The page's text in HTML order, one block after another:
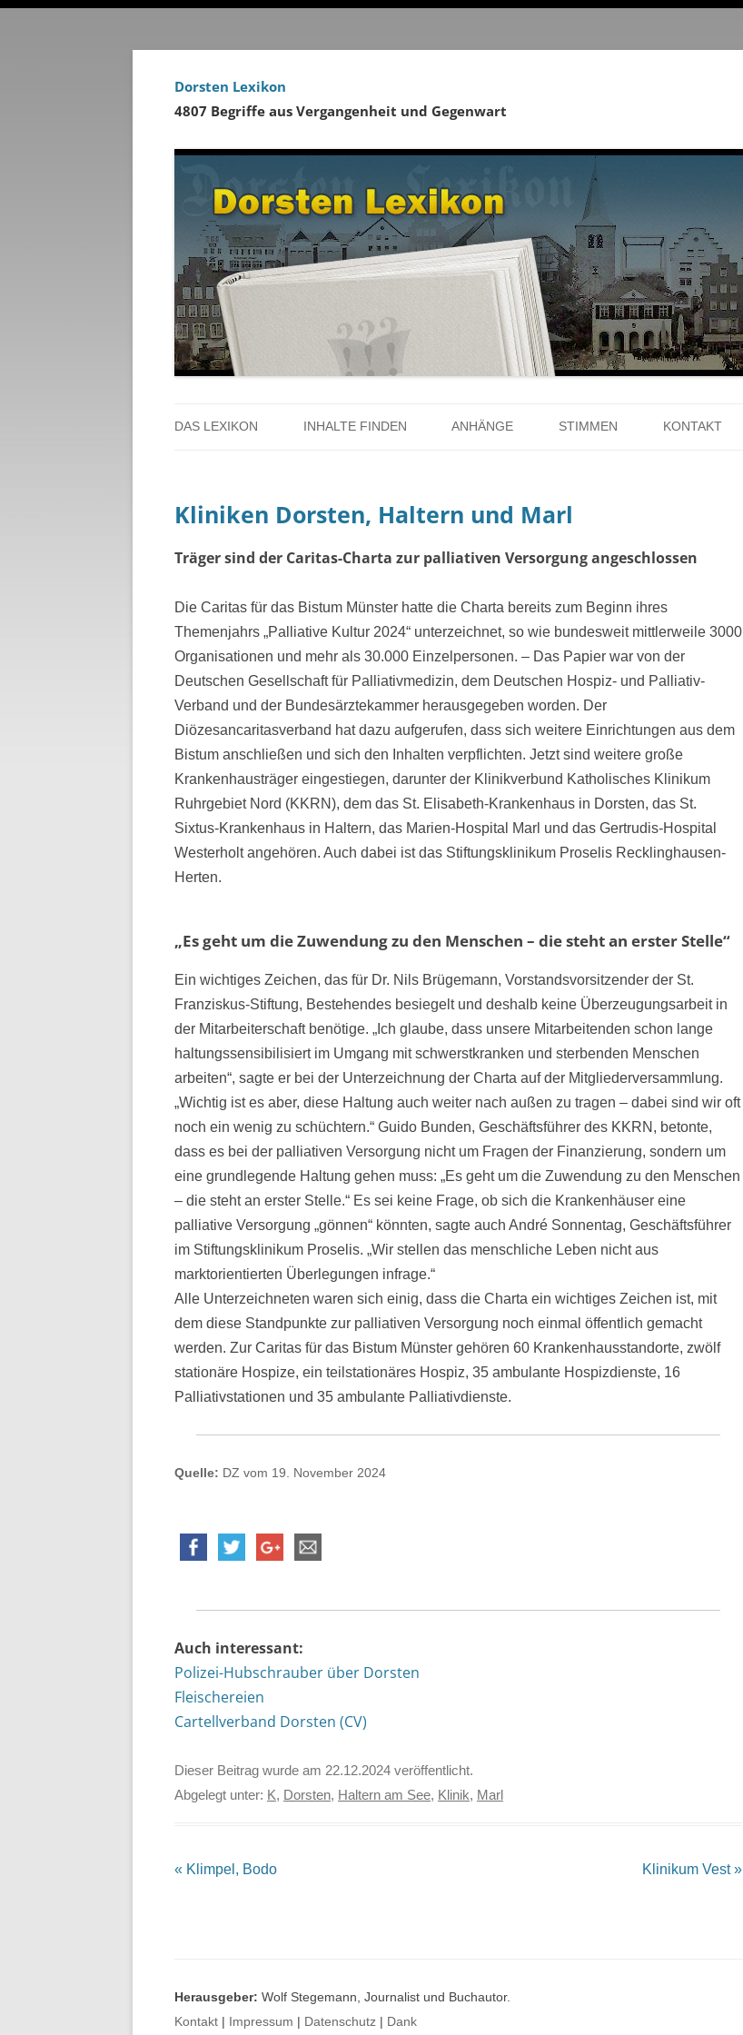
Dorsten Lexikon
4807 Begriffe aus Vergangenheit und Gegenwart
zum
DAS LEXIKON
ÜBER DAS PROJEKT
INHALTE FINDEN
PERSONENREGISTER
RUND UM DIE WELTKRIEGE
ZEITTAFEL
ANHÄNGE
LITERATUR ÜBER DORSTEN
LINKS
STIMMEN KONTAKT
DANK
Kliniken Dorsten, Haltern und Marl
Träger sind der Caritas-Charta zur palliativen Versorgung angeschlossen
Die Caritas für das Bistum Münster hatte die Charta bereits zum Beginn ihres
Themenjahrs „Palliative Kultur 2024“ unterzeichnet, so wie bundesweit mittlerweile 3000
Organisationen und mehr als 30.000 Einzelpersonen. – Das Papier war von der
Deutschen Gesellschaft für Palliativmedizin, dem Deutschen Hospiz- und Palliativ-
Verband und der Bundesärztekammer herausgegeben worden. Der
Diözesancaritasverband hat dazu aufgerufen, dass sich weitere Einrichtungen aus dem
Bistum anschließen und sich den Inhalten verpflichten. Jetzt sind weitere große
Krankenhausträger eingestiegen, darunter der Klinikverbund Katholisches Klinikum
Ruhrgebiet Nord (KKRN), dem das St. Elisabeth-Krankenhaus in Dorsten, das St.
Sixtus-Krankenhaus in Haltern, das Marien-Hospital Marl und das Gertrudis-Hospital
Westerholt angehören. Auch dabei ist das Stiftungsklinikum Proselis Recklinghausen-
Herten.
„Es geht um die Zuwendung zu den Menschen – die steht an erster Stelle“
Ein wichtiges Zeichen, das für Dr. Nils Brügemann, Vorstandsvorsitzender der St.
Franziskus-Stiftung, Bestehendes besiegelt und deshalb keine Überzeugungsarbeit in
der Mitarbeiterschaft benötige. „Ich glaube, dass unsere Mitarbeitenden schon lange
haltungssensibilisiert im Umgang mit schwerstkranken und sterbenden Menschen
arbeiten“, sagte er bei der Unterzeichnung der Charta auf der Mitgliederversammlung.
„Wichtig ist es aber, diese Haltung auch weiter nach außen zu tragen – dabei sind wir oft
noch ein wenig zu schüchtern.“ Guido Bunden, Geschäftsführer des KKRN, betonte,
dass es bei der palliativen Versorgung nicht um Fragen der Finanzierung, sondern um
eine grundlegende Haltung gehen muss: „Es geht um die Zuwendung zu den Menschen
– die steht an erster Stelle.“ Es sei keine Frage, ob sich die Krankenhäuser eine
palliative Versorgung „gönnen“ könnten, sagte auch André Sonnentag, Geschäftsführer
im Stiftungsklinikum Proselis. „Wir stellen das menschliche Leben nicht aus
marktorientierten Überlegungen infrage.“
Alle Unterzeichneten waren sich einig, dass die Charta ein wichtiges Zeichen ist, mit
dem diese Standpunkte zur palliativen Versorgung noch einmal öffentlich gemacht
werden. Zur Caritas für das Bistum Münster gehören 60 Krankenhausstandorte, zwölf
stationäre Hospize, ein teilstationäres Hospiz, 35 ambulante Hospizdienste, 16
Palliativstationen und 35 ambulante Palliativdienste.
Quelle: DZ vom 19. November 2024
Auch interessant:
Polizei-Hubschrauber über Dorsten
Fleischereien
Cartellverband Dorsten (CV)
Dieser Beitrag wurde am 22.12.2024 veröffentlicht.
Abgelegt unter: K, Dorsten, Haltern am See, Klinik, Marl
Beitrags-
« Klimpel, Bodo Klinikum Vest»
Herausgeber: Wolf Stegemann, Journalist und Buchautor.
Kontakt
Impressum Datenschutz Dank